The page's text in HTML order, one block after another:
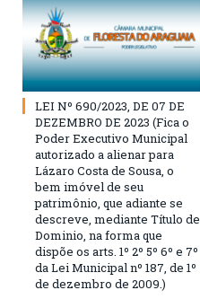
LEI Nº 690/2023, DE 07 DE
DEZEMBRO DE 2023 (Fica o
Poder Executivo Municipal
autorizado a alienar para
Lázaro Costa de Sousa, o
bem imóvel de seu
patrimônio, que adiante se
descreve, mediante Título de
Dominio, na forma que
dispõe os arts. 1º 2º 5º 6º e 7º
da Lei Municipal nº 187, de 1º
de dezembro de 2009.)